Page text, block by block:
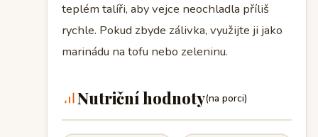
teplém talíři, aby vejce neochladla příliš
rychle. Pokud zbyde zálivka, využijte ji jako
marinádu na tofu nebo zeleninu.
Nutriční hodnoty(na porci)